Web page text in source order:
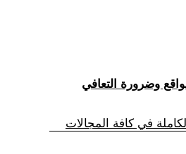
في كافة المجالات